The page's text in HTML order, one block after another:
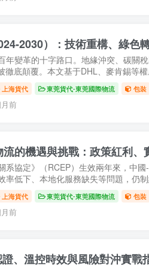
2030）：技術重構、綠色
年變革的十字路口。地緣沖突、碳關
徹底顛覆。本文基于DHL、麥肯錫等
上海貨代 東莞貨代-東莞國際物流 包裝
前
系協定》（RCEP）生效兩年來，中
率低下、本地化服務缺失等問題，仍
上海貨代 東莞貨代-東莞國際物流 包裝
前
、溫控時效與風險對沖實戰